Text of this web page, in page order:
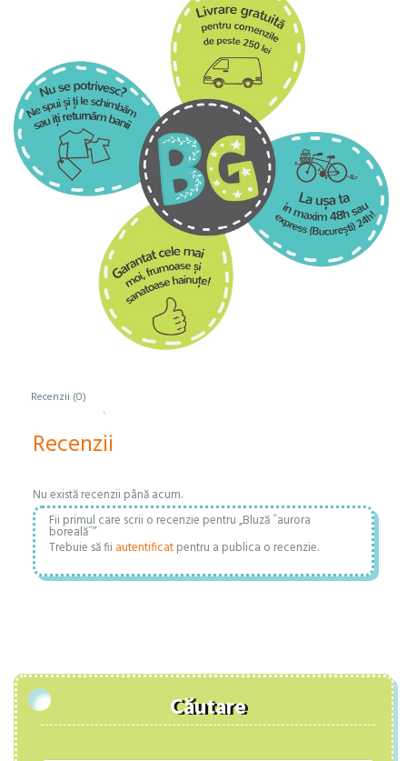
Recenzii (0)
Recenzii
Nu există recenzii până acum.
Fii primul care scrii o recenzie pentru „Bluză ˝aurora
boreală˝”
Trebuie să fii autentificatpentru a publica o recenzie.
Căutare